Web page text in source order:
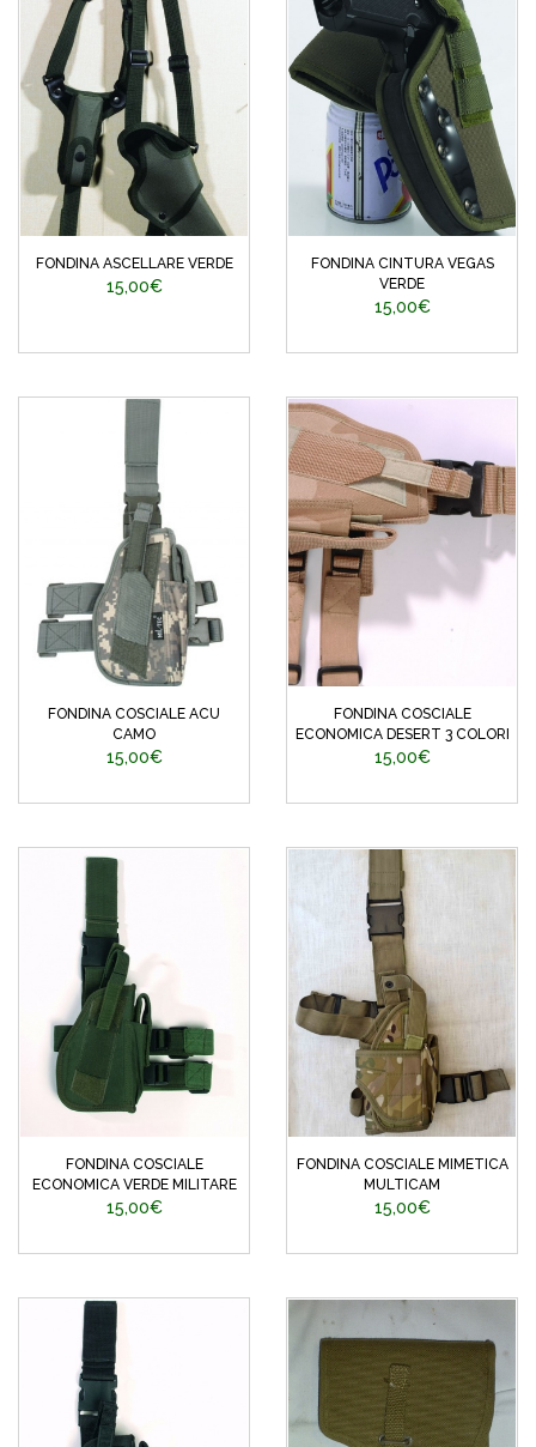
FONDINA ASCELLARE VERDE
15,00€
FONDINA CINTURA VEGAS
VERDE
15,00€
FONDINA COSCIALE ACU
CAMO
15,00€
FONDINA COSCIALE
ECONOMICA DESERT 3 COLORI
15,00€
FONDINA COSCIALE
ECONOMICA VERDE MILITARE
15,00€
FONDINA COSCIALE MIMETICA
MULTICAM
15,00€